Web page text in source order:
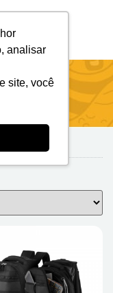
analisar
site, você
C